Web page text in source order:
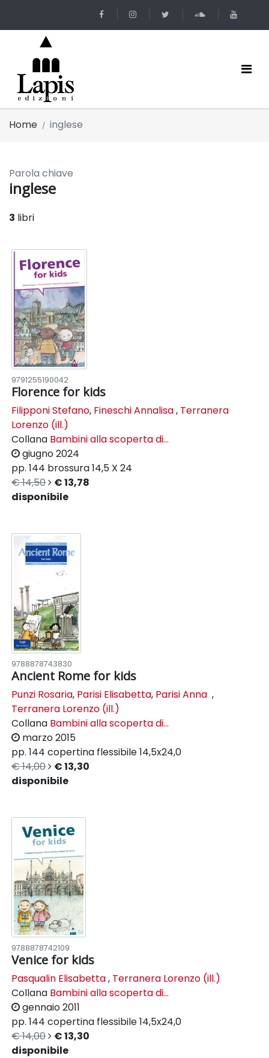
Home inglese
Parola chiave
inglese
3 libri
9791255190042
Florence for kids
Filipponi Stefano, Fineschi Annalisa, Terranera
Lorenzo (ill.)
Collana Bambini alla scoperta di...
giugno 2024
pp. 144 brossura14,5 X 24
€ 14,50
€ 13,78
disponibile
9788878743830
Ancient Rome for kids
Punzi Rosaria, Parisi Elisabetta, Parisi Anna ,
Terranera Lorenzo (ill.)
Collana Bambini alla scoperta di...
marzo 2015
pp. 144 copertina flessibile14,5x24,0
€ 14,00
€ 13,30
disponibile
9788878742109
Venice for kids
Pasqualin Elisabetta, Terranera Lorenzo (ill.)
Collana Bambini alla scoperta di...
gennaio 2011
pp. 144 copertina flessibile14,5x24,0
€ 14,00
€ 13,30
disponibile